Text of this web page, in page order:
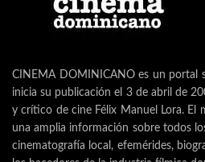
CINEMA DOMINICANO es un portal
inicia su publicación el 3 de abril de
y crítico de cine Félix Manuel Lora. El
una amplia información sobre todos
cinematografía local, efemérides,